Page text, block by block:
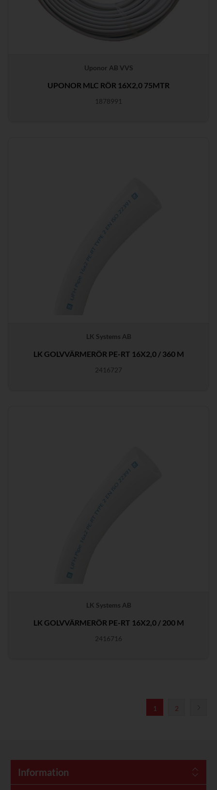
Uponor AB VVS
UPONOR MLC RÖR 16X2,0 75MTR
1878991
LK Systems AB
LK GOLVVÄRMERÖR PE-RT 16X2,0 / 360 M
2416727
LK Systems AB
LK GOLVVÄRMERÖR PE-RT 16X2,0 / 200 M
2416716
1 2
Information